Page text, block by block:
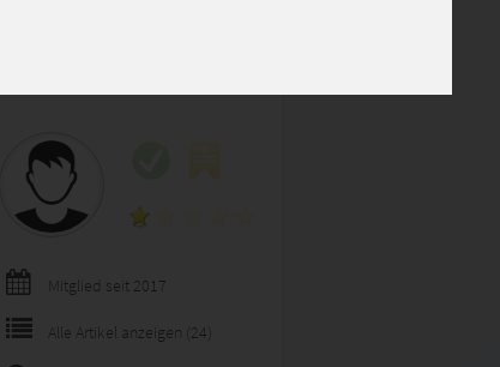
Mitglied seit 2017
Alle Artikel anzeigen (24)